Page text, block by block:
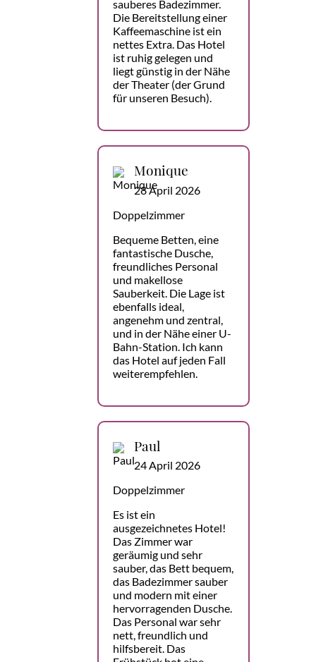
sauberes Badezimmer.
Die Bereitstellung einer
Kaffeemaschine ist ein
nettes Extra. Das Hotel
ist ruhig gelegen und
liegt günstig in der Nähe
der Theater (der Grund
für unseren Besuch).
Monique
28 April 2026
Doppelzimmer
Bequeme Betten, eine
fantastische Dusche,
freundliches Personal
und makellose
Sauberkeit. Die Lage ist
ebenfalls ideal,
angenehm und zentral,
und in der Nähe einer U-
Bahn-Station. Ich kann
das Hotel auf jeden Fall
weiterempfehlen.
Paul
24 April 2026
Doppelzimmer
Es ist ein
ausgezeichnetes Hotel!
Das Zimmer war
geräumig und sehr
sauber, das Bett bequem,
das Badezimmer sauber
und modern mit einer
hervorragenden Dusche.
Das Personal war sehr
nett, freundlich und
hilfsbereit. Das